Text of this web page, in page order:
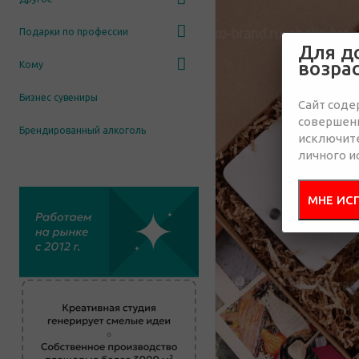
Подарки по профессии
Кому
Бизнес сувениры
Брендированный алкоголь
Для
Сайт
личного
МНЕ